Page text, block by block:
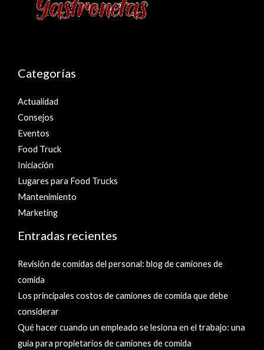
Categorías
Actualidad
Consejos
Eventos
Food Truck
Iniciación
Lugares para Food Trucks
Mantenimiento
Marketing
Entradas recientes
Revisión de comidas del personal: blog de camiones de
comida
Los principales costos de camiones de comida que debe
considerar
Qué hacer cuando un empleado se lesiona en el trabajo: una
guía para propietarios de camiones de comida